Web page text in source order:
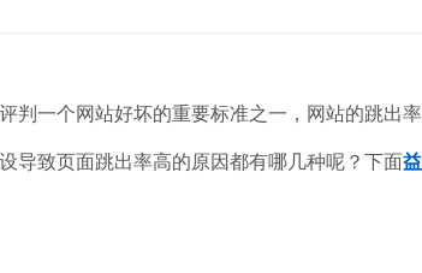
判一个网站好坏的重要标准之一，网站的跳出
导致页面跳出率高的原因都有哪几种呢？下面